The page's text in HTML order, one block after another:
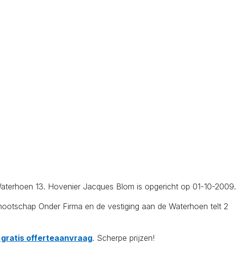
13. Hovenier Jacques Blom is opgericht op 01-10-2009.
Onder Firma en de vestiging aan de Waterhoen telt 2
offerteaanvraag. Scherpe prijzen!